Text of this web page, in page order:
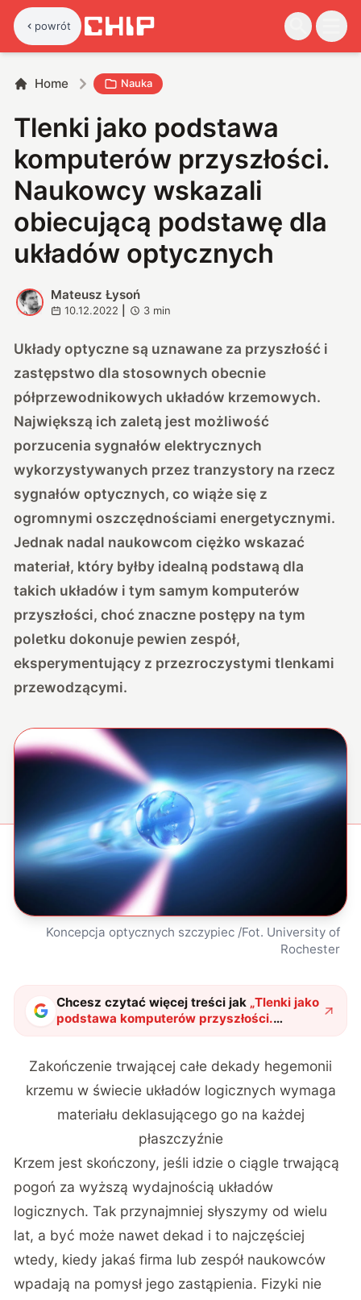
powrót
Home Nauka
Tlenki jako podstawa
komputerów przyszłości.
Naukowcy wskazali
obiecującą podstawę dla
układów optycznych
M
Mateusz Łysoń
10.12.2022 3 min
Układy optyczne są uznawane za przyszłość i
zastępstwo dla stosownych obecnie
półprzewodnikowych układów krzemowych.
Największą ich zaletą jest możliwość
porzucenia sygnałów elektrycznych
wykorzystywanych przez tranzystory na rzecz
sygnałów optycznych, co wiąże się z
ogromnymi oszczędnościami energetycznymi.
Jednak nadal naukowcom ciężko wskazać
materiał, który byłby idealną podstawą dla
takich układów i tym samym komputerów
przyszłości, choć znaczne postępy na tym
poletku dokonuje pewien zespół,
eksperymentujący z przezroczystymi tlenkami
przewodzącymi.
Koncepcja optycznych szczypiec /Fot. University of
Rochester
Chcesz czytać więcej treści jak „Tlenki jako
podstawa komputerów przyszłości.
Naukowcy wskazali obiecującą podstawę
Zakończenie trwającej całe dekady hegemonii
krzemu w świecie układów logicznych wymaga
materiału deklasującego go na każdej
płaszczyźnie
Krzem jest skończony, jeśli idzie o ciągle trwającą
pogoń za wyższą wydajnością układów
logicznych. Tak przynajmniej słyszymy od wielu
lat, a być może nawet dekad i to najczęściej
wtedy, kiedy jakaś firma lub zespół naukowców
wpadają na pomysł jego zastąpienia. Fizyki nie